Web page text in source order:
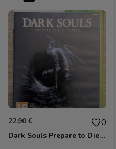
22.90 € 0
Dark Souls Prepare to Die Edition XBOX 360